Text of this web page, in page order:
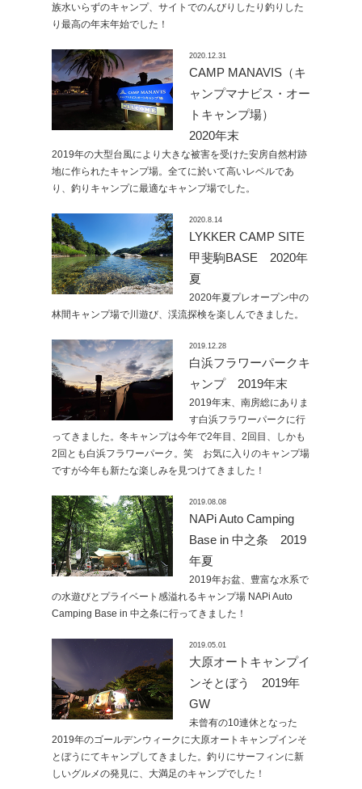
族水いらずのキャンプ、サイトでのんびりしたり釣りした
り最高の年末年始でした！
2020.12.31
CAMP MANAVIS（キ
ャンプマナビス・オー
トキャンプ場）
2020年末
2019年の大型台風により大きな被害を受けた安房自然村跡
地に作られたキャンプ場。全てに於いて高いレベルであ
り、釣りキャンプに最適なキャンプ場でした。
2020.8.14
LYKKER CAMP SITE
甲斐駒BASE 2020年
夏
2020年夏プレオープン中の
林間キャンプ場で川遊び、渓流探検を楽しんできました。
2019.12.28
白浜フラワーパークキ
ャンプ 2019年末
2019年末、南房総にありま
す白浜フラワーパークに行
ってきました。冬キャンプは今年で2年目、2回目、しかも
2回とも白浜フラワーパーク。笑 お気に入りのキャンプ場
ですが今年も新たな楽しみを見つけてきました！
2019.08.08
NAPi Auto Camping
Base in 中之条 2019
年夏
2019年お盆、豊富な水系で
の水遊びとプライベート感溢れるキャンプ場 NAPi Auto
Camping Base in 中之条に行ってきました！
2019.05.01
大原オートキャンプイ
ンそとぼう 2019年
GW
未曾有の10連休となった
2019年のゴールデンウィークに大原オートキャンプインそ
とぼうにてキャンプしてきました。釣りにサーフィンに新
しいグルメの発見に、大満足のキャンプでした！